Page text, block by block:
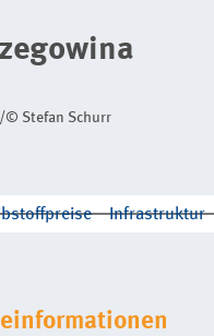
© Stefan Schurr
Infrastruktur